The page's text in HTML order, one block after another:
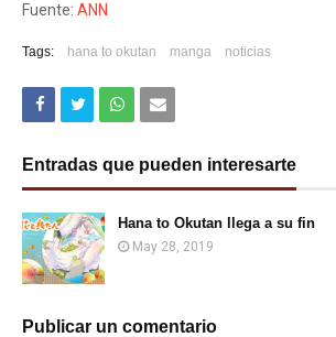
Fuente: ANN
Tags: hana to okutan manga noticias
Entradas que pueden interesarte
Hana to Okutan llega a su fin
May 28, 2019
Publicar un comentario